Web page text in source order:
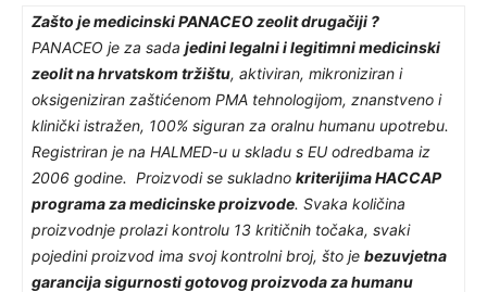
Zašto je medicinski PANACEO zeolit drugačiji ?
PANACEO je za sada jedini legalni i legitimni medicinski
zeolit na hrvatskom tržištu, aktiviran, mikroniziran i
oksigeniziran zaštićenom PMA tehnologijom, znanstveno i
klinički istražen, 100% siguran za oralnu humanu upotrebu.
Registriran je na HALMED-u u skladu s EU odredbama iz
2006 godine. Proizvodi se sukladno kriterijima HACCAP
programa za medicinske proizvode. Svaka količina
proizvodnje prolazi kontrolu 13 kritičnih točaka, svaki
pojedini proizvod ima svoj kontrolni broj, što je bezuvjetna
garancija sigurnosti gotovog proizvoda za humanu